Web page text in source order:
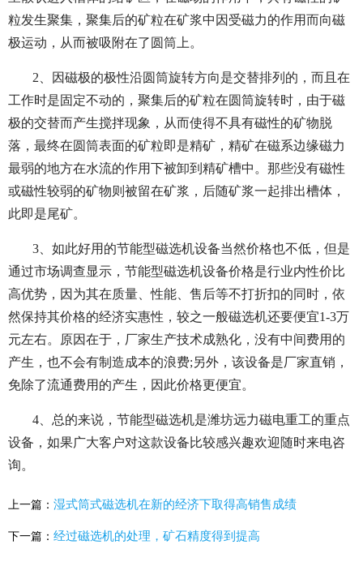
粒发生聚集，聚集后的矿粒在矿浆中因受磁力的作用而向磁
极运动，从而被吸附在了圆筒上。
2、因磁极的极性沿圆筒旋转方向是交替排列的，而且在
工作时是固定不动的，聚集后的矿粒在圆筒旋转时，由于磁
极的交替而产生搅拌现象，从而使得不具有磁性的矿物脱
落，最终在圆筒表面的矿粒即是精矿，精矿在磁系边缘磁力
最弱的地方在水流的作用下被卸到精矿槽中。那些没有磁性
或磁性较弱的矿物则被留在矿浆，后随矿浆一起排出槽体，
此即是尾矿。
3、如此好用的节能型磁选机设备当然价格也不低，但是
通过市场调查显示，节能型磁选机设备价格是行业内性价比
高优势，因为其在质量、性能、售后等不打折扣的同时，依
然保持其价格的经济实惠性，较之一般磁选机还要便宜1-3万
元左右。原因在于，厂家生产技术成熟化，没有中间费用的
产生，也不会有制造成本的浪费;另外，该设备是厂家直销，
免除了流通费用的产生，因此价格更便宜。
4、总的来说，节能型磁选机是潍坊远力磁电重工的重点
设备，如果广大客户对这款设备比较感兴趣欢迎随时来电咨
询。
上一篇： 湿式筒式磁选机在新的经济下取得高销售成绩
下一篇： 经过磁选机的处理，矿石精度得到提高